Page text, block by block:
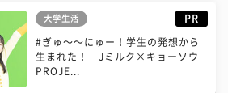
大学生活 PR
#ぎゅ〜〜にゅー！学生の発想から
生まれた！ Jミルク×キョーソウ
PROJE...